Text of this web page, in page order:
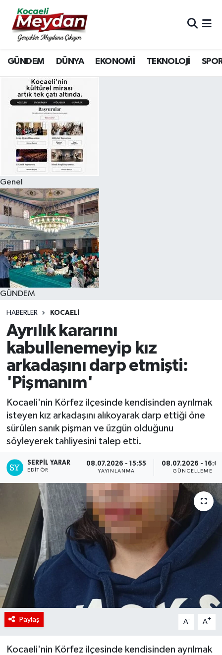
GÜNDEM DÜNYA EKONOMİ TEKNOLOJİ
Genel
GÜNDEM
HABERLER KOCAELI
Ayrılık kararını
kabullenemeyip kız
arkadaşını darp etmişti:
'Pişmanım'
Kocaeli'nin Körfez ilçesinde kendisinden ayrılmak
isteyen kız arkadaşını alıkoyarak darp ettiği öne
sürülen sanık pişman ve üzgün olduğunu
söyleyerek tahliyesini talep etti.
SERPİL YARAR
EDITÖR
08.07.2026 - 15:55
YAYINLANMA
08.07.2026 -
GÜNCELLEME
Paylaş A- A+
Kocaeli'nin Körfez ilçesinde kendisinden ayrılmak
Nöbetçi Eczaneler
Hava Durumu
Trafik Durumu
Süper Lig Puan Durumu ve Fikstür
Tüm Manşetler
Son Dakika Haberleri
Haber Arşivi